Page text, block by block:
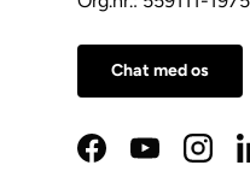
Chat med os
FacebookYouTube